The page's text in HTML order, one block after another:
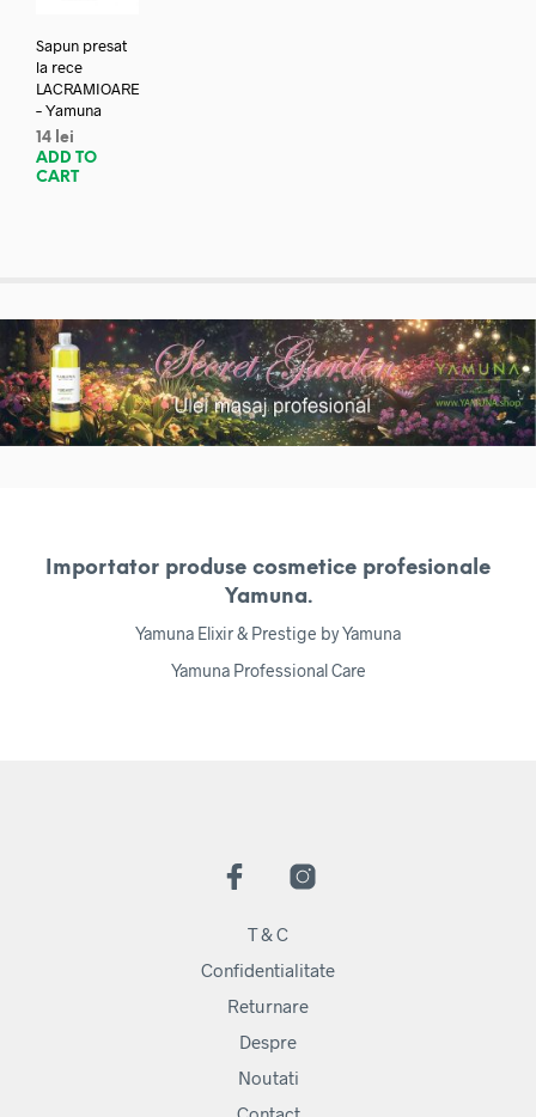
Sapun presat
la rece
LACRAMIOARE
– Yamuna
14 lei
ADD TO
CART
Importator produse cosmetice profesionale
Yamuna.
Yamuna Elixir & Prestige by Yamuna
Yamuna Professional Care
T & C
Confidentialitate
Returnare
Despre
Noutati